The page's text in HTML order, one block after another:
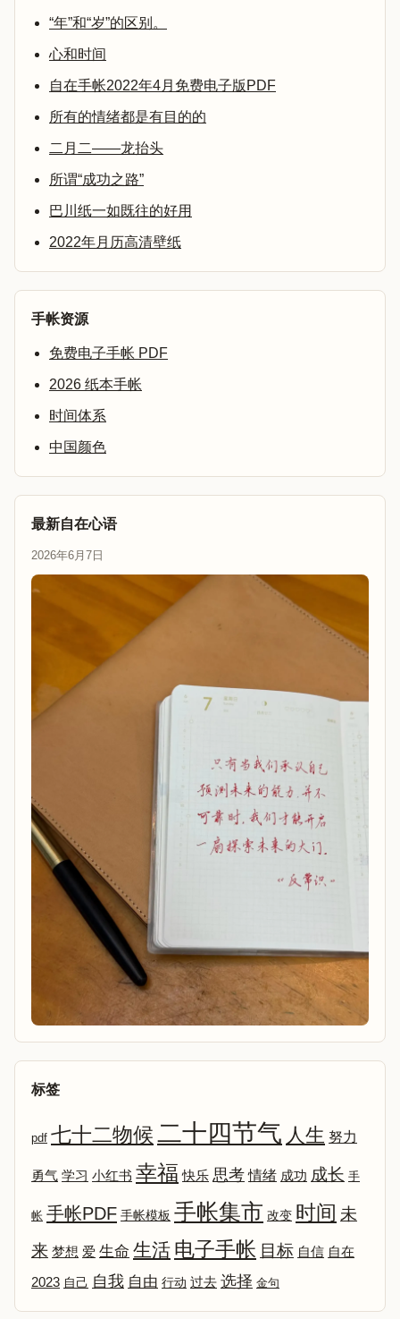
“年”和“岁”的区别。
心和时间
自在手帐2022年4月免费电子版PDF
所有的情绪都是有目的的
二月二——龙抬头
所谓“成功之路”
巴川纸一如既往的好用
2022年月历高清壁纸
手帐资源
免费电子手帐 PDF
2026 纸本手帐
时间体系
中国颜色
最新自在心语
2026年6月7日
标签
pdf 七十二物候二十四节气 人生 努力
勇气 学习 小红书 幸福 快乐 思考 情绪 成功 成长 手
帐 手帐PDF 手帐模板 手帐集市 改变 时间 未
来 梦想 爱 生命 生活 电子手帐 目标 自信 自在
2023 自己 自我 自由 行动 过去 选择 金句